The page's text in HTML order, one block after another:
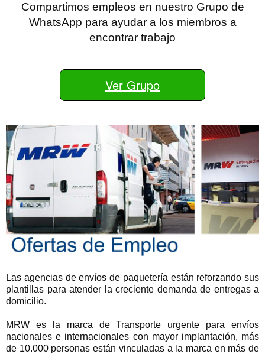
Compartimos empleos en nuestro Grupo de
WhatsApp para ayudar a los miembros a
encontrar trabajo
Ver Grupo
Las agencias de envíos de paquetería están reforzando sus
plantillas para atender la creciente demanda de entregas a
domicilio.
MRW es la marca de Transporte urgente para envíos
nacionales e internacionales con mayor implantación, más
de 10.000 personas están vinculadas a la marca en más de